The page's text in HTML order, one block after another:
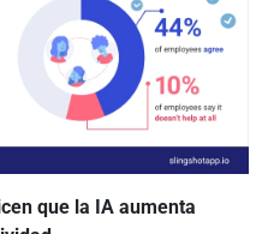
que la IA aumenta